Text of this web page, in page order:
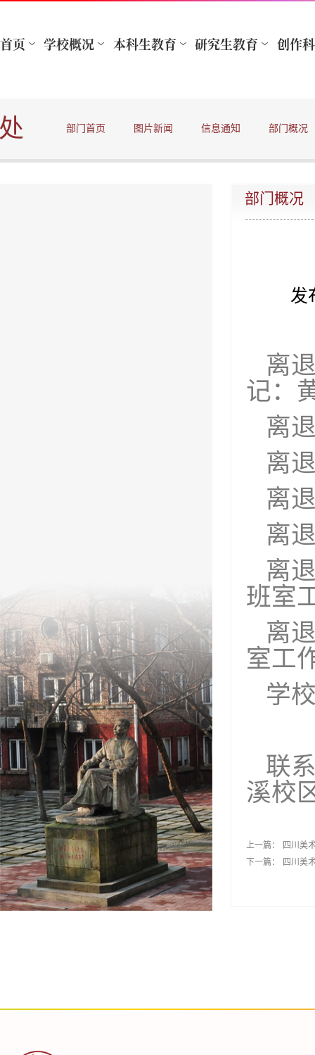
部门首页 图片新闻 信息通知 部门概况
部门概况
发
离
记：
离
离
离
离
离
班室
离
室工
学
联
溪校
上一篇：
四川美
下一篇：
四川美